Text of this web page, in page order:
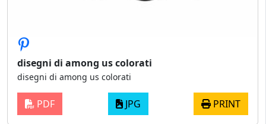
disegni di among us colorati
disegni di among us colorati
PDF JPG PRINT